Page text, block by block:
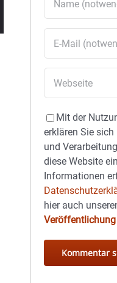
Mit der
erklären Sie
und
diese Website
Informationen
hier auch